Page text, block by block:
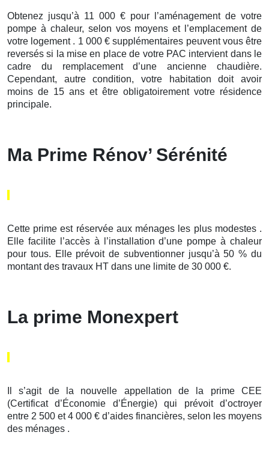
Obtenez jusqu’à 11 000 € pour l’aménagement de votre
pompe à chaleur, selon vos moyens et l’emplacement de
votre logement . 1 000 € supplémentaires peuvent vous être
reversés si la mise en place de votre PAC intervient dans le
cadre du remplacement d’une ancienne chaudière.
Cependant, autre condition, votre habitation doit avoir
moins de 15 ans et être obligatoirement votre résidence
principale.
Ma Prime Rénov’ Sérénité
Cette prime est réservée aux ménages les plus modestes .
Elle facilite l’accès à l’installation d’une pompe à chaleur
pour tous. Elle prévoit de subventionner jusqu’à 50 % du
montant des travaux HT dans une limite de 30 000 €.
La prime Monexpert
Il s’agit de la nouvelle appellation de la prime CEE
(Certificat d’Économie d’Énergie) qui prévoit d’octroyer
entre 2 500 et 4 000 € d’aides financières, selon les moyens
des ménages .